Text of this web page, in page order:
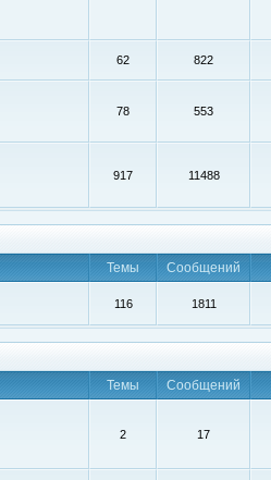
62 822
78 553
917 11488
Темы Сообщений
116 1811
Темы Сообщений
2 17